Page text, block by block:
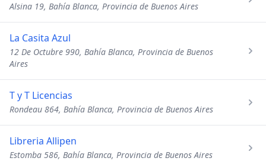
Alsina 19, Bahía Blanca, Provincia de Buenos Aires
La Casita Azul
12 De Octubre 990, Bahía Blanca, Provincia de Buenos
Aires
T y T Licencias
Rondeau 864, Bahía Blanca, Provincia de Buenos Aires
Libreria Allipen
Estomba 586, Bahía Blanca, Provincia de Buenos Aires